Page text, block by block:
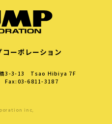
ーポレーション
橋3-3-13 Tsao Hibiya 7F
6811-3187
inc,